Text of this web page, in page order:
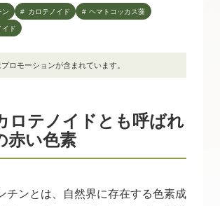
ン カロテノイド ヘマトコッカス藻
イド
ロモーションが含まれています。
ロテノイドとも呼ばれ
赤い色素
チンとは、自然界に存在する色素成